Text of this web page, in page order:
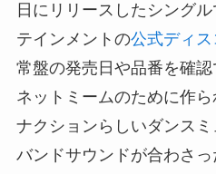
日にリリースしたシング
テインメントの公式ディ
常盤の発売日や品番を確
ネットミームのために作
ナクションらしいダンス
バンドサウンドが合わさ